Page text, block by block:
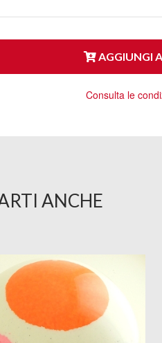
AGGIUNGI
Consulta le
ANCHE